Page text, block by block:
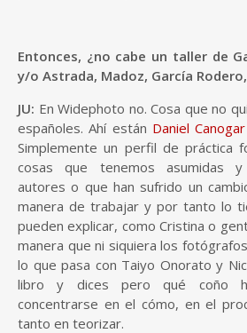
Entonces, ¿no cabe un taller de
y/o Astrada, Madoz, García
JU: En Widephoto no. Cosa que no
españoles. Ahí están Daniel Canogar
Simplemente un perfil de práctica
cosas que tenemos asumidas y
autores o que han sufrido un
manera de trabajar y por tanto lo
pueden explicar, como Cristina o
manera que ni siquiera los
lo que pasa con Taiyo Onorato y
libro y dices pero qué coño
concentrarse en el cómo, en el
tanto en teorizar.